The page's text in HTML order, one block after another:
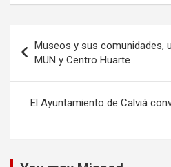
de
entradas
Museos y sus comunidades,
MUN y Centro Huarte
El Ayuntamiento de Calviá